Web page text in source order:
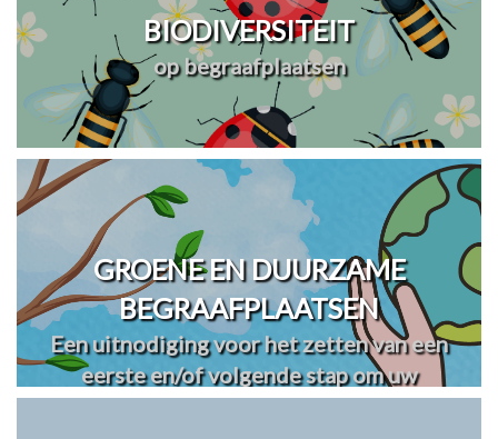
BIODIVERSITEIT
op begraafplaatsen
GROENE EN DUURZAME
BEGRAAFPLAATSEN
Een uitnodiging voor het zetten van een
eerste en/of volgende stap om uw
begraafplaats(en) te vergroenen en